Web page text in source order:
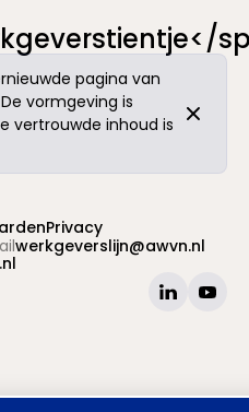
pagina van
vormgeving is
vertrouwde inhoud is
Privacy
werkgeverslijn@awvn.nl